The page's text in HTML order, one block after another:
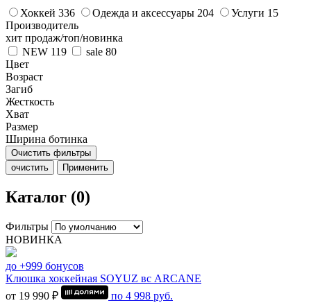
Хоккей 336 Одежда и аксессуары 204 Услуги 15
Производитель
хит продаж/топ/новинка
NEW 119 sale 80
Цвет
Возраст
Загиб
Жесткость
Хват
Размер
Ширина ботинка
Очистить фильтры
очистить
Применить
Каталог (0)
Фильтры
НОВИНКА
до +999 бонусов
Клюшка хоккейная SOYUZ вс ARCANE
от 19 990 ₽
по 4 998 руб.